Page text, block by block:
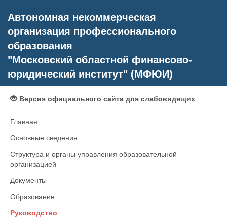
Автономная некоммерческая
организация профессионального
образования
"Московский областной финансово-
юридический институт" (МФЮИ)
Версия официального сайта для слабовидящих
Главная
Основные сведения
Структура и органы управления образовательной
организацией
Документы
Образование
Руководство